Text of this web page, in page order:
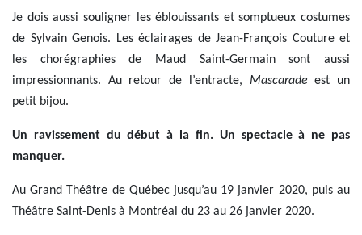
Je dois aussi souligner les éblouissants et somptueux costumes
de Sylvain Genois. Les éclairages de Jean-François Couture et
les chorégraphies de Maud Saint-Germain sont aussi
impressionnants. Au retour de l’entracte, Mascaradeest un
petit bijou.
Un ravissement du début à la fin. Un spectacle à ne pas
manquer.
Au Grand Théâtre de Québec jusqu’au 19 janvier 2020, puis au
Théâtre Saint-Denis à Montréal du 23 au 26 janvier 2020.